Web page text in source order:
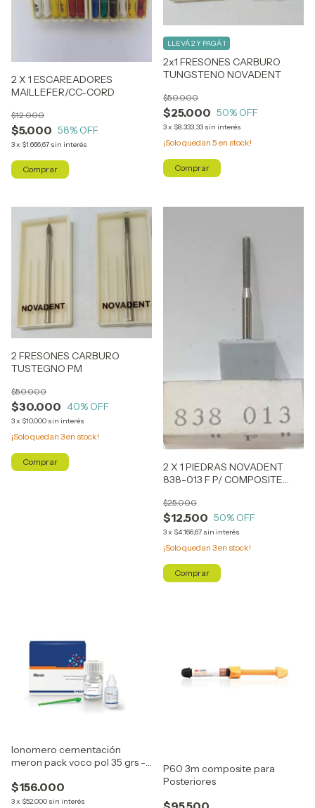
2 X 1 ESCAREADORES
MAILLEFER/CC-CORD
$5.000
$12.000
58% OFF
3x $1.666,67 sin interés
2x1 FRESONES CARBURO
TUNGSTENO NOVADENT
$25.000
$50.000
50% OFF
3x $8.333,33 sin interés
LLEVÁ 2 Y PAGÁ 1
¡Solo quedan 5 en stock!
2 FRESONES CARBURO
TUSTEGNO PM
$30.000
$50.000
40% OFF
3x $10.000 sin interés
¡Solo quedan 3en stock!
2 X 1 PIEDRAS NOVADENT
838-013 F P/ COMPOSITE
$12.500
$25.000
50% OFF
3x $4.166,67 sin interés
¡Solo quedan 3en stock!
Ionomero cementación
meron pack voco pol 35 grs -
$156.000
3x $52.000 sin interés
P60 3m composite para
Posteriores